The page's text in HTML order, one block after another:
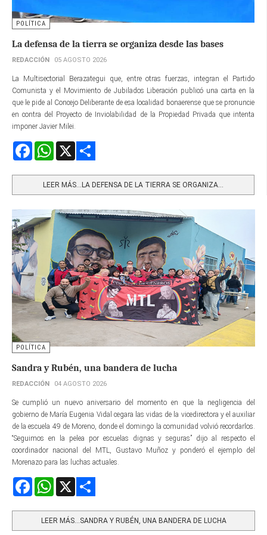
POLÍTICA
La defensa de la tierra se organiza desde las bases
REDACCIÓN 05 AGOSTO 2026
La Multisectorial Berazategui que, entre otras fuerzas, integran el Partido
Comunista y el Movimiento de Jubilados Liberación publicó una carta en la
que le pide al Concejo Deliberante de esa localidad bonaerense que se pronuncie
en contra del Proyecto de Inviolabilidad de la Propiedad Privada que intenta
imponer Javier Milei.
FacebookWhatsApp
LEER MÁS…LA DEFENSA DE LA TIERRA SE ORGANIZA...
POLÍTICA
Sandra y Rubén, una bandera de lucha
REDACCIÓN 04 AGOSTO 2026
Se cumplió un nuevo aniversario del momento en que la negligencia del
gobierno de María Eugenia Vidal cegara las vidas de la vicedirectora y el auxiliar
de la escuela 49 de Moreno, donde el domingo la comunidad volvió recordarlos.
“Seguimos en la pelea por escuelas dignas y seguras” dijo al respecto el
coordinador nacional del MTL, Gustavo Muñoz y ponderó el ejemplo del
Morenazo para las luchas actuales.
FacebookWhatsApp
LEER MÁS…SANDRA Y RUBÉN, UNA BANDERA DE LUCHA